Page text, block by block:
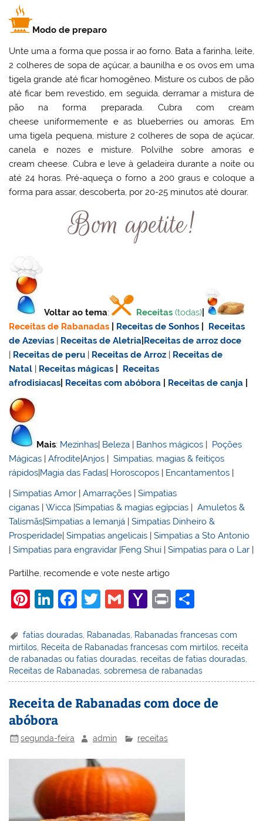
Modo de preparo
Unte uma a forma que possa ir ao forno. Bata a farinha, leite,
2 colheres de sopa de açúcar, a baunilha e os ovos em uma
tigela grande até ficar homogêneo. Misture os cubos de pão
até ficar bem revestido, em seguida, derramar a mistura de
pão na forma preparada. Cubra com cream
cheese uniformemente e as blueberries ou amoras. Em
uma tigela pequena, misture 2 colheres de sopa de açúcar,
canela e nozes e misture. Polvilhe sobre amoras e
cream cheese. Cubra e leve à geladeira durante a noite ou
até 24 horas. Pré-aqueça o forno a 200 graus e coloque a
forma para assar, descoberta, por 20-25 minutos até dourar.
Voltar ao tema: Receitas (todas)
Receitas de Rabanadas
Receitas de Sonhos
Receitas
de Azevias | Receitas de Aletria Receitas dearroz doce
| Receitas de peru | Receitas de Arroz | Receitas de
Natal | Receitas mágicas
Receitas
afrodisiacas Receitas com abóbora Receitas de canja
Mais: Mezinhas| Beleza | Banhos mágicos | Poções
Mágicas |Afrodite|Anjos |Simpatias, magias & feitiços
rápidos|Magia das Fadas| Horoscopos | Encantamentos |
|Simpatias Amor |Amarrações |Simpatias
ciganas |Wicca |Simpatias & magias egípcias |Amuletos &
Talismãs|Simpatias a Iemanjá |Simpatias Dinheiro &
Prosperidade|Simpatias angelicais |Simpatias a Sto Antonio
|Simpatias para engravidar |Feng Shui |Simpatias para o Lar |
Partilhe, recomende e vote neste artigo
Pi
er
e
st
Li
k
e
dI
n
F
c
e
b
o
k
T
itt
er
G
ai
l
Y
h
o
o
ai
Pr
t
ar
e
fatias douradas Rabanadas Rabanadas francesas com
mirtilos Receita de Rabanadas francesas com mirtilos receita
de rabanadas ou fatias douradas receitas de fatias douradas
Receitas de Rabanadas ,sobremesa de rabanadas
Receita de Rabanadas com doce de
abóbora
segunda-feira admin receitas